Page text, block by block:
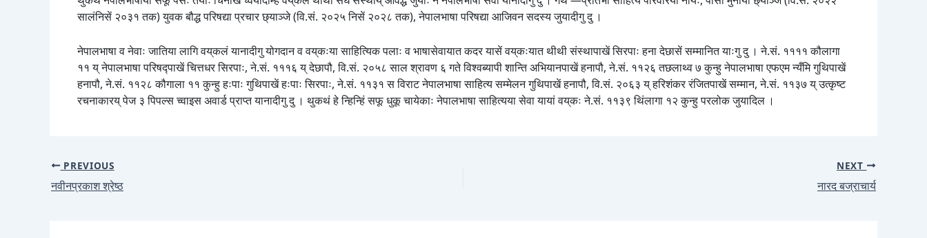
सालंनिसें २०३१ तक) युवक बौद्ध परिषद्या प्रचार छ्याञ्जे (वि.सं. २०२५ निसें २०२८ तक), नेपालभाषा परिषद्या आजिवन सदस्य जुयादीगु दु ।
नेपालभाषा व नेवाः जातिया लागि वय्‌कलं यानादीगु योगदान व वय्‌कःया साहित्यिक पलाः व भाषासेवायात कदर यासें वय्‌कःयात थीथी संस्थापाखें सिरपाः हना देछासें सम्मानित याःगु दु । ने.सं. ११११ कौलागा
११ य् नेपालभाषा परिषद्पाखें चित्तधर सिरपाः, ने.सं. १११६ य् देछापौ, वि.सं. २०५८ साल श्रावण ६ गते विश्वब्यापी शान्ति अभियानपाखें हनापौ, ने.सं. ११२६ तछलाथ्व ७ कुन्हु नेपालभाषा एफएम न्यँमि गुथिपाखें
हनापौ, ने.सं. ११२८ कौगाला ११ कुन्हु हःपाः गुथिपाखें हःपाः सिरपाः, ने.सं. ११३१ स विराट नेपालभाषा साहित्य सम्मेलन गुथिपाखें हनापौ, वि.सं. २०६३ य् हरिशंकर रंजितपाखें सम्मान, ने.सं. ११३७ य् उत्कृष्ट
रचनाकारय् पेज ३ पिपल्स च्वाइस अवार्ड प्राप्त यानादीगु दु । थुकथं हे न्हिन्हिं सफू धुकू चायेकाः नेपालभाषा साहित्यया सेवा यायां वय्‌कः ने.सं. ११३९ थिंलागा १२ कुन्हु परलोक जुयादिल ।
PREVIOUS
नवीनप्रकाश श्रेष्ठ
NEXT
नारद बज्राचार्य